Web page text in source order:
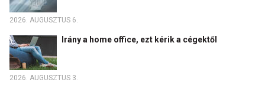
2026. AUGUSZTUS 6.
Irány a home office, ezt kérik a cégektől
2026. AUGUSZTUS 3.